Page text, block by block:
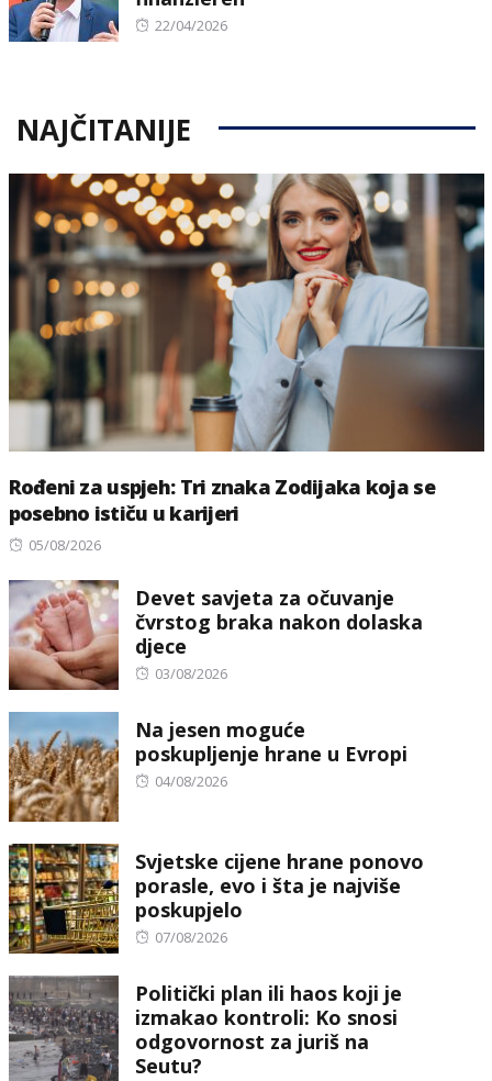
Posted
22/04/2026
NAJČITANIJE
Rođeni za uspjeh: Tri znaka Zodijaka koja se
posebno ističu u karijeri
Posted
05/08/2026
Devet savjeta za očuvanje
čvrstog braka nakon dolaska
djece
Posted
03/08/2026
Na jesen moguće
poskupljenje hrane u Evropi
Posted
04/08/2026
Svjetske cijene hrane ponovo
porasle, evo i šta je najviše
poskupjelo
Posted
07/08/2026
Politički plan ili haos koji je
izmakao kontroli: Ko snosi
odgovornost za juriš na
Seutu?